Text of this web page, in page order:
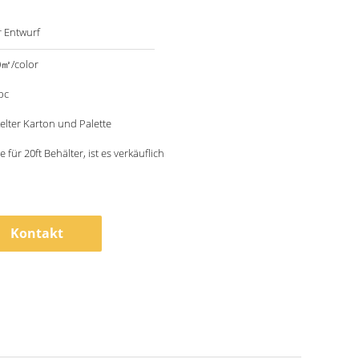
Entwurf
/color
Karton und Palette
für 20ft Behälter, ist es verkäuflich
Kontakt